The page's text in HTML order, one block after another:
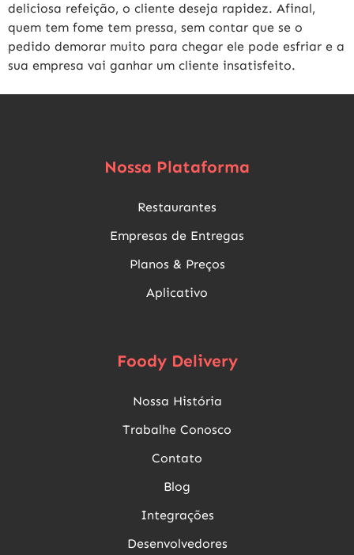
deliciosa refeição, o cliente deseja rapidez. Afinal,
quem tem fome tem pressa, sem contar que se o
pedido demorar muito para chegar ele pode esfriar e a
sua empresa vai ganhar um cliente insatisfeito.
Nossa Plataforma
Restaurantes
Empresas de Entregas
Planos & Preços
Aplicativo
Foody Delivery
Nossa História
Trabalhe Conosco
Contato
Blog
Integrações
Desenvolvedores